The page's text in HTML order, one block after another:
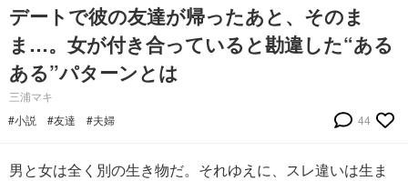
デートで彼の友達が帰ったあと、そのま
ま…。女が付き合っていると勘違した“ある
ある”パターンとは
三浦マキ
#小説
#友達 #夫婦 44
男と女は全く別の生き物だ。それゆえに、スレ違いは生ま